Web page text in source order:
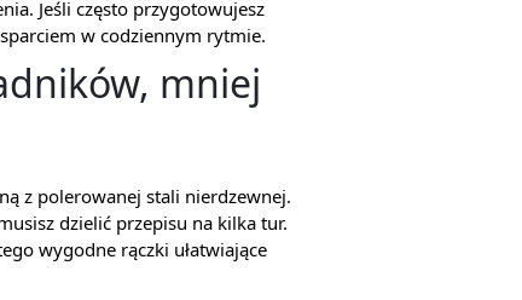
Jeśli często przygotowujesz
w codziennym rytmie.
mniej
z polerowanej stali nierdzewnej.
dzielić przepisu na kilka tur.
wygodne rączki ułatwiające